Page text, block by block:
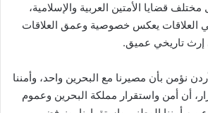
قضايا الأمتين العربية والإسلامية،
العلاقات يعكس خصوصية وعمق العلاقات
إرث تاريخي عميق.
نؤمن بأن مصيرنا مع البحرين واحد، وأمننا
أن أمن واستقرار مملكة البحرين وعموم